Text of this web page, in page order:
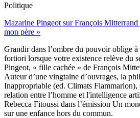
Politique
Mazarine Pingeot sur François Mitterrand
mon père »
Grandir dans l’ombre du pouvoir oblige à
fortiori lorsque votre existence relève du
Pingeot, « fille cachée » de François
Auteur d’une vingtaine d’ouvrages, la
Inappropriable (ed. Climats Flammarion),
relation entre l’homme et l'intelligence
Rebecca Fitoussi dans l’émission Un
sur une enfance hors du commun.